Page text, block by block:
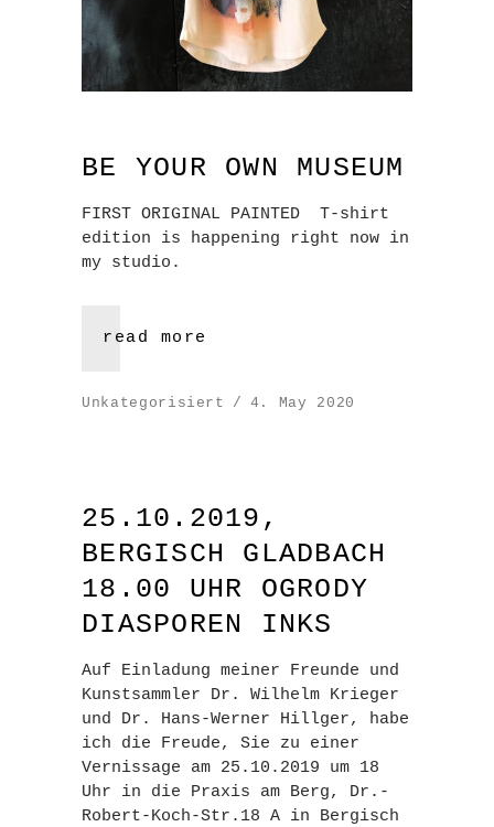
BE YOUR OWN MUSEUM
FIRST ORIGINAL PAINTED T-shirt
edition is happening right now in
my studio.
read more
Unkategorisiert 4. May 2020
25.10.2019,
BERGISCH GLADBACH
18.00 UHR OGRODY
DIASPOREN INKS
Auf Einladung meiner Freunde und
Kunstsammler Dr. Wilhelm Krieger
und Dr. Hans-Werner Hillger, habe
ich die Freude, Sie zu einer
Vernissage am 25.10.2019 um 18
Uhr in die Praxis am Berg, Dr.-
Robert-Koch-Str.18 A in Bergisch